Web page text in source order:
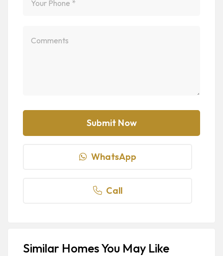
WhatsApp
Call
Similar Homes You May Like